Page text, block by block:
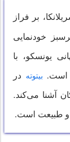
بر فراز
خودنمایی
یونسکو، با
است. بیتوته
در
آشنا می‌کند.
و طبیعت است.